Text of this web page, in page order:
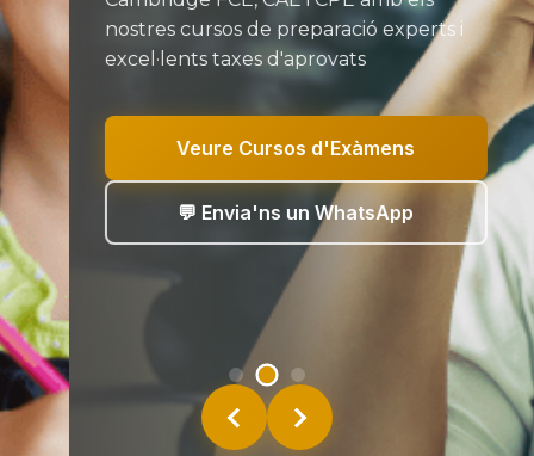
nostres cursos de preparació experts i
excel·lents taxes d'aprovats
Veure Cursos d'Exàmens
💬 Envia'ns un WhatsApp
AnteriorSegüent